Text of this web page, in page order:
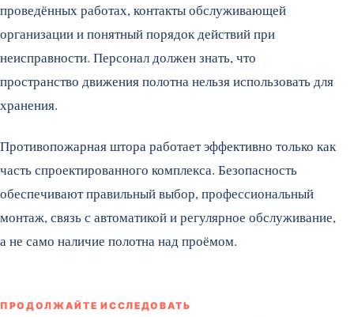
проведённых работах, контакты обслуживающей
организации и понятный порядок действий при
неисправности. Персонал должен знать, что
пространство движения полотна нельзя использовать для
хранения.
Противопожарная штора работает эффективно только как
часть спроектированного комплекса. Безопасность
обеспечивают правильный выбор, профессиональный
монтаж, связь с автоматикой и регулярное обслуживание,
а не само наличие полотна над проёмом.
ПРОДОЛЖАЙТЕ ИССЛЕДОВАТЬ